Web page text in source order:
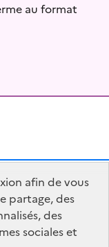
au format
nous ?
afin de vous
partage, des
des
sociales et